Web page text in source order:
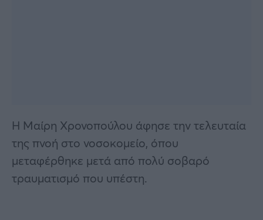
Η Μαίρη Χρονοπούλου άφησε την τελευταία
της πνοή στο νοσοκομείο, όπου
μεταφέρθηκε μετά από πολύ σοβαρό
τραυματισμό που υπέστη.